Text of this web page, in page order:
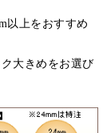
以上をおすすめ
大きめをお選び